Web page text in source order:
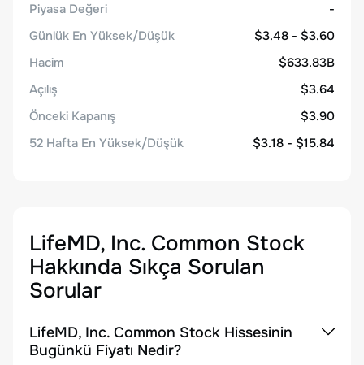
Piyasa Değeri
-
Günlük En Yüksek/Düşük
$3.48 - $3.60
Hacim
$633.83B
Açılış
$3.64
Önceki Kapanış
$3.90
52 Hafta En Yüksek/Düşük
$3.18 - $15.84
LifeMD, Inc. Common Stock
Hakkında Sıkça Sorulan
Sorular
LifeMD, Inc. Common Stock Hissesinin
Bugünkü Fiyatı Nedir?